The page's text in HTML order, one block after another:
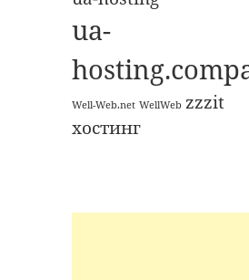
ua-
Well-Web.net WellWeb zzzit
хостинг